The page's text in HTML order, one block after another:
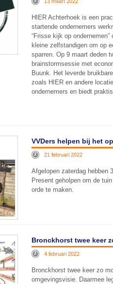
HIER Achterhoek is een
startende ondernemers
“Frisse kijk op
kleine zelfstandigen om op
sparren. Op 9 maart deden
brainstormsessie met
Buunk. Het leverde
zoals HIER en andere
ondernemers en biedt
VVDers helpen bij het
21 februari 2022
Afgelopen zaterdag hebben
Present geholpen om de
orde te maken.
Bronckhorst twee keer
4 februari 2022
Bronckhorst twee keer zo
omgevingsvisie. Daarmee